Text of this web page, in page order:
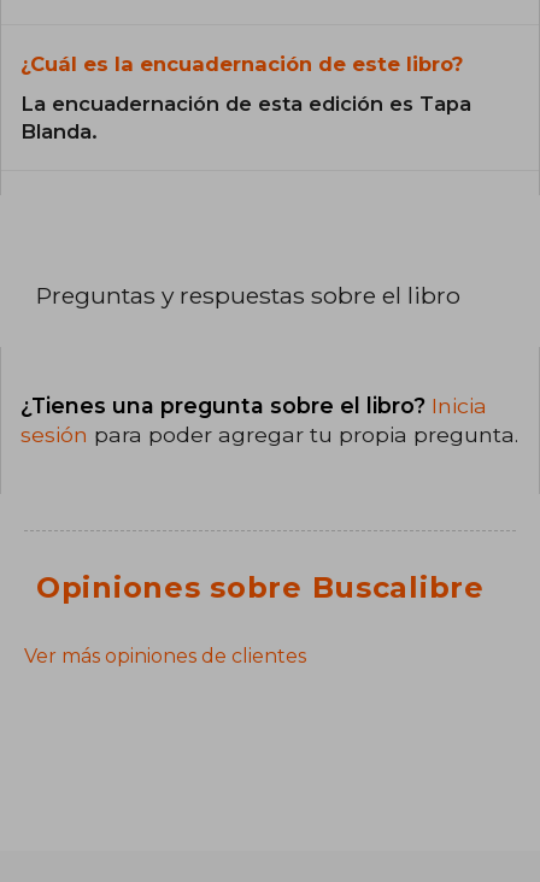
¿Cuál es la encuadernación de este libro?
La encuadernación de esta edición es Tapa
Blanda.
Preguntas y respuestas sobre el libro
¿Tienes una pregunta sobre el libro? Inicia
sesión para poder agregar tu propia pregunta.
Opiniones sobre Buscalibre
Ver más opiniones de clientes